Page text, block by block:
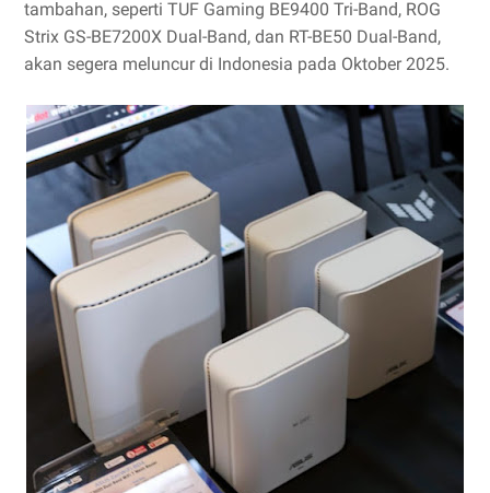
tambahan, seperti TUF Gaming BE9400 Tri-Band, ROG
Strix GS-BE7200X Dual-Band, dan RT-BE50 Dual-Band,
akan segera meluncur di Indonesia pada Oktober 2025.